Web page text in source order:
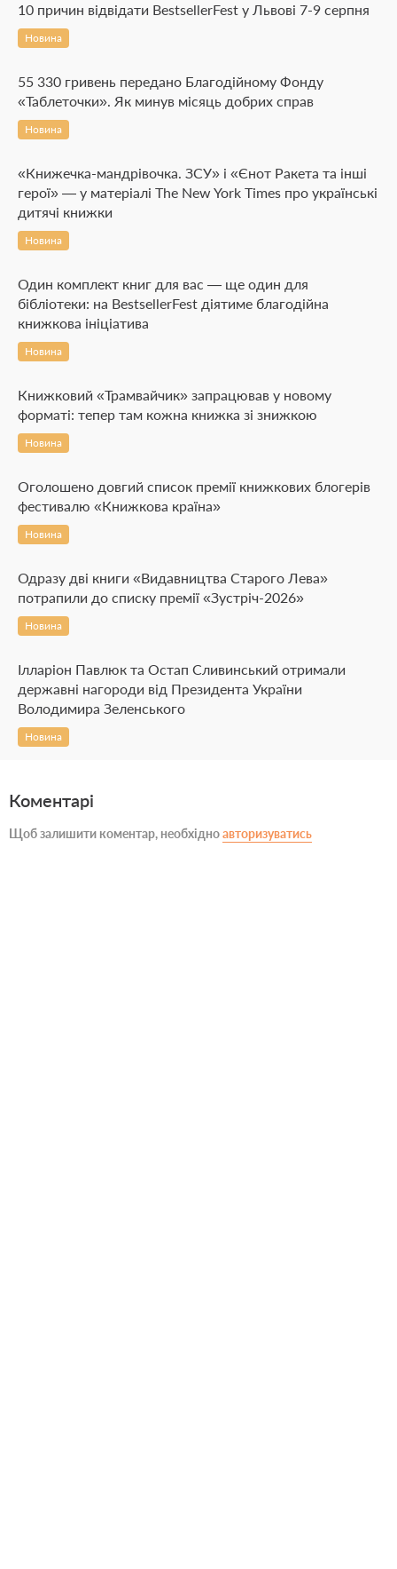
10 причин відвідати BestsellerFest у Львові 7-9 серпня
Новина
55 330 гривень передано Благодійному Фонду
«Таблеточки». Як минув місяць добрих справ
Новина
«Книжечка-мандрівочка. ЗСУ» і «Єнот Ракета та інші
герої» — у матеріалі The New York Times про українські
дитячі книжки
Новина
Один комплект книг для вас — ще один для
бібліотеки: на BestsellerFest діятиме благодійна
книжкова ініціатива
Новина
Книжковий «Трамвайчик» запрацював у новому
форматі: тепер там кожна книжка зі знижкою
Новина
Оголошено довгий список премії книжкових блогерів
фестивалю «Книжкова країна»
Новина
Одразу дві книги «Видавництва Старого Лева»
потрапили до списку премії «Зустріч-2026»
Новина
Ілларіон Павлюк та Остап Сливинський отримали
державні нагороди від Президента України
Володимира Зеленського
Новина
Коментарі
Щоб залишити коментар, необхідноавторизуватись